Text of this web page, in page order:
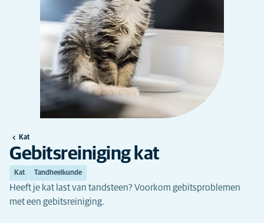
Kat
Gebitsreiniging kat
Kat Tandheelkunde
Heeft je kat last van tandsteen? Voorkom gebitsproblemen
met een gebitsreiniging.